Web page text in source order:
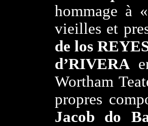
hommage à «
vieilles et
de los
d’RIVERA
Wortham
propres
Jacob do